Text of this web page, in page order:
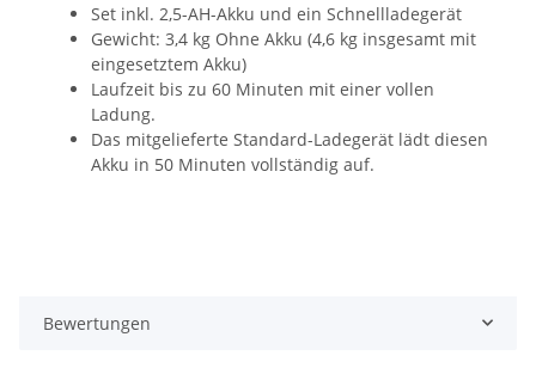
Set inkl. 2,5-AH-Akku und ein Schnellladegerät
Gewicht: 3,4 kg Ohne Akku (4,6 kg insgesamt mit
eingesetztem Akku)
Laufzeit bis zu 60 Minuten mit einer vollen
Ladung.
Das mitgelieferte Standard-Ladegerät lädt diesen
Akku in 50 Minuten vollständig auf.
Bewertungen